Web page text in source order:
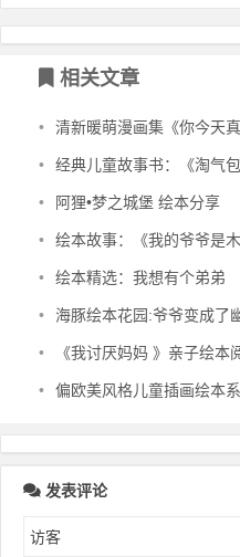
相关文章
• 清新暖萌漫画集《你今天
• 经典儿童故事书：《淘气包
• 阿狸•梦之城堡 绘本分享
• 绘本故事：《我的爷爷是木
• 绘本精选：我想有个弟弟
• 海豚绘本花园:爷爷变成了
• 《我讨厌妈妈 》亲子绘本
• 偏欧美风格儿童插画绘本
发表评论